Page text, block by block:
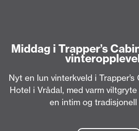
Middag i Trapper’s
Nyt en lun vinterkveld i
Hotel i Vrådal, med varm
en intim og